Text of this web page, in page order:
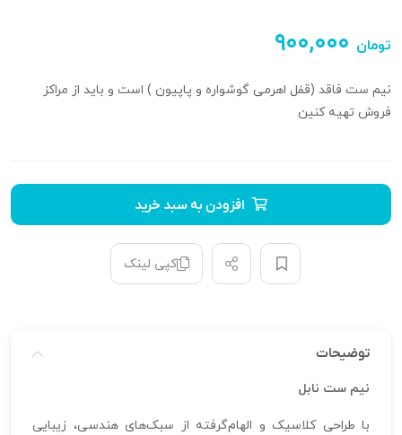
۹۰۰,۰۰۰ تومان
نیم ست فاقد (قفل اهرمی گوشواره و پاپیون ) است و باید از مراکز
فروش تهیه کنین
افزودن به سبد خرید
کپی لینک
توضیحات
نیم ست نابل
با طراحی کلاسیک و الهام‌گرفته از سبک‌های هندسی، زیبایی